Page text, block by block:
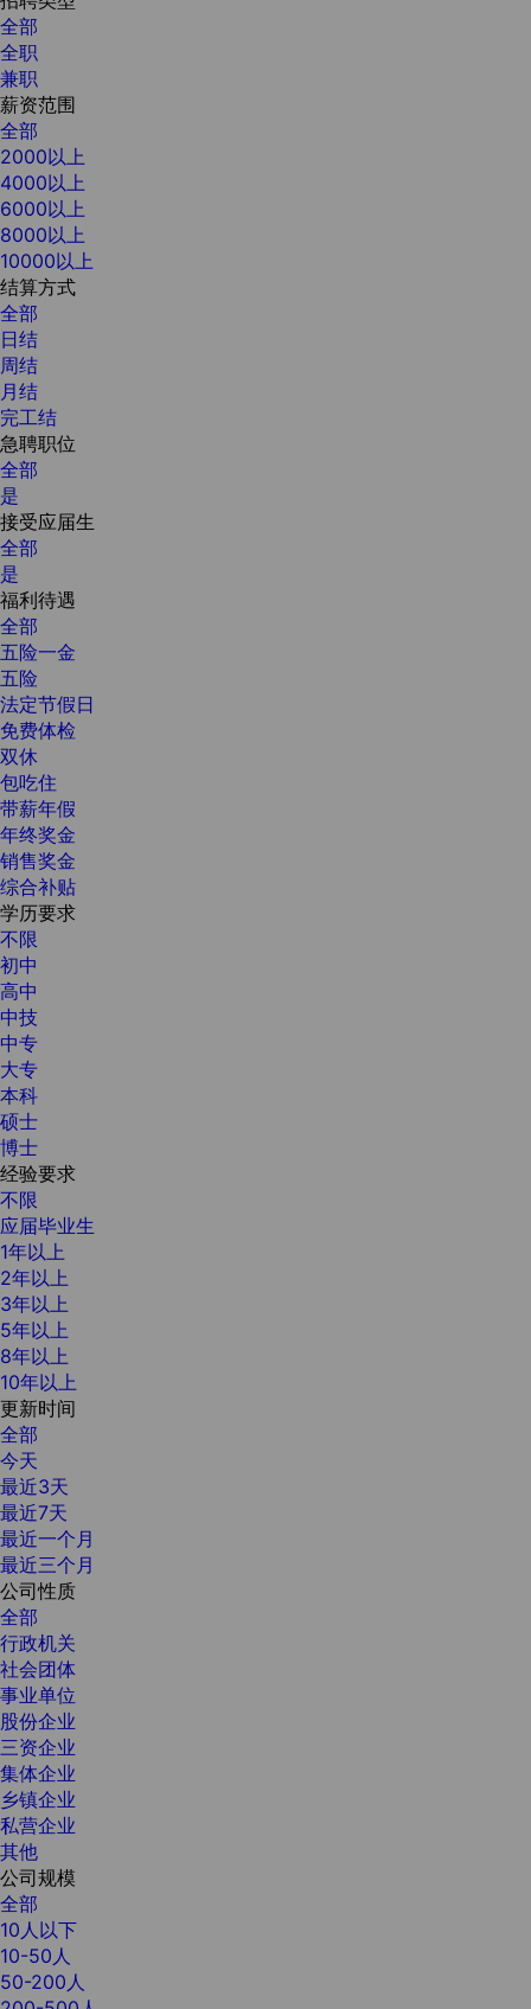
全部
全职
兼职
薪资范围
全部
2000以上
4000以上
6000以上
8000以上
10000以上
结算方式
全部
日结
周结
月结
完工结
急聘职位
全部
是
接受应届生
全部
是
福利待遇
全部
五险一金
五险
法定节假日
免费体检
双休
包吃住
带薪年假
年终奖金
销售奖金
综合补贴
学历要求
不限
初中
高中
中技
中专
大专
本科
硕士
博士
经验要求
不限
应届毕业生
1年以上
2年以上
3年以上
5年以上
8年以上
10年以上
更新时间
全部
今天
最近3天
最近7天
最近一个月
最近三个月
公司性质
全部
行政机关
社会团体
事业单位
股份企业
三资企业
集体企业
乡镇企业
私营企业
其他
公司规模
全部
10人以下
10-50人
50-200人